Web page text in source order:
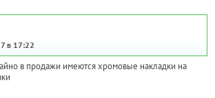
в 17:22
в продажи имеются хромовые накладки на